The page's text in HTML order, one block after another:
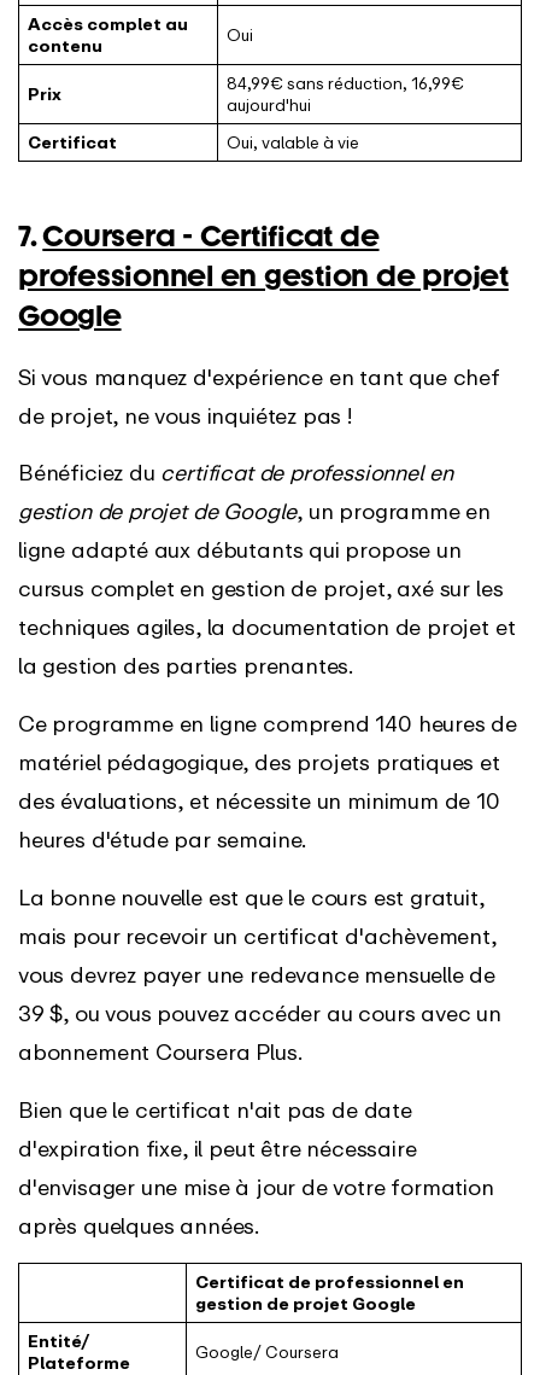
Accès complet au
contenu
Oui
Prix
84,99€ sans réduction, 16,99€
aujourd'hui
Certificat
Oui, valable à vie
7.Coursera - Certificat de
professionnel en gestion de projet
Google
Si vous manquez d'expérience en tant que chef
de projet, ne vous inquiétez pas !
Bénéficiez du certificat de professionnel en
gestion de projet de Google, un programme en
ligne adapté aux débutants qui propose un
cursus complet en gestion de projet, axé sur les
techniques agiles, la documentation de projet et
la gestion des parties prenantes.
Ce programme en ligne comprend 140 heures de
matériel pédagogique, des projets pratiques et
des évaluations, et nécessite un minimum de 10
heures d'étude par semaine.
La bonne nouvelle est que le cours est gratuit,
mais pour recevoir un certificat d'achèvement,
vous devrez payer une redevance mensuelle de
39 $, ou vous pouvez accéder au cours avec un
abonnement Coursera Plus.
Bien que le certificat n'ait pas de date
d'expiration fixe, il peut être nécessaire
d'envisager une mise à jour de votre formation
après quelques années.
Certificat de professionnel en
gestion de projet Google
Entité/
Plateforme
Google/ Coursera